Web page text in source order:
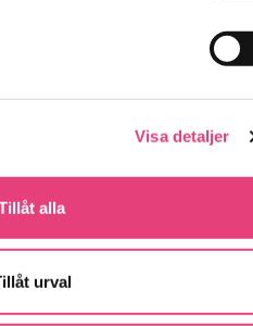
Visa detaljer
alla
urval
mig på nästa webinar,
till oss sparar vi